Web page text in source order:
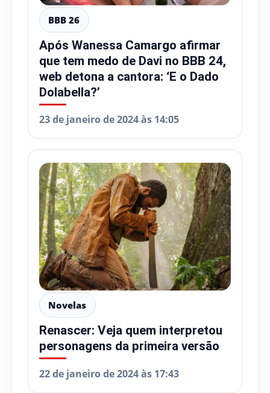
BBB 26
Após Wanessa Camargo afirmar
que tem medo de Davi no BBB 24,
web detona a cantora: ‘E o Dado
Dolabella?’
23 de janeiro de 2024 às 14:05
Novelas
Renascer: Veja quem interpretou
personagens da primeira versão
22 de janeiro de 2024 às 17:43